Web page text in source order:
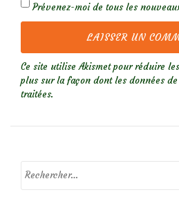
Prévenez-moi de tous les
Ce site utilise Akismet pour réduire
plus sur la façon dont les données
traitées.